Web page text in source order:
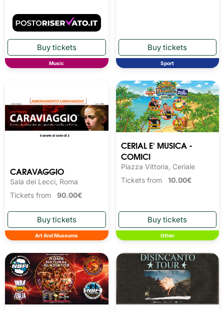
Music Sport
CARAVAGGIO
Sala dei Lecci, Roma
Tickets from 90.00€
Art And Museums
CERIAL E' MUSICA -
COMICI
Piazza Vittoria, Ceriale
Tickets from 10.00€
Other